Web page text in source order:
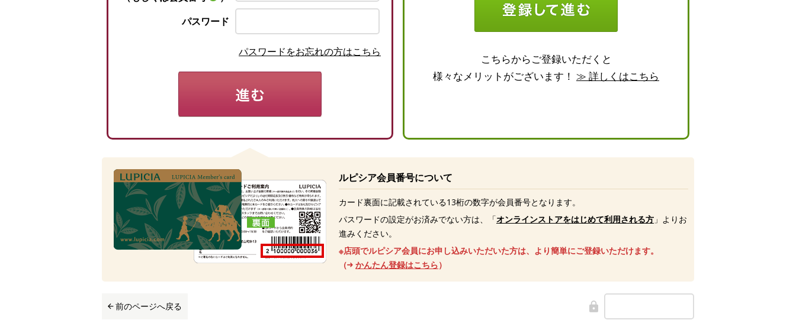
パスワード
パスワードをお忘れの方はこちら
こちらからご登録いただくと
様々なメリットがございます！ ≫ 詳しくはこちら
ルピシア会員番号について
カード裏面に記載されている13桁の数字が会員番号となります。
パスワードの設定がお済みでない方は、「オンラインストアをはじめて利用される方 」よりお
進みください。
※店頭でルピシア会員にお申し込みいただいた方は、より簡単にご登録いただけます。
（
かんたん登録はこちら）
前のページへ戻る